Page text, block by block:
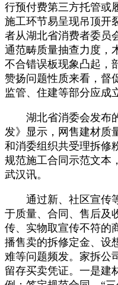
行预付费第三方托管或
施工环节易呈现吊顶开
者从湖北省消费者委员
通范畴质量抽查力度，
不合错误板现象凸起，
赞扬问题性质来看，督
监管、住建等部分应成
湖北省消委会发布的
发》显示，网售建材质
和消委组织共受理拆修
规范施工合同示范文本
武汉讯。
通过新、社区宣传等
于质量、合同、售后及
传、实物取宣传不符的
播售卖的拆修定金、设
难等问题频发。家拆公
留存买卖凭证。一是建